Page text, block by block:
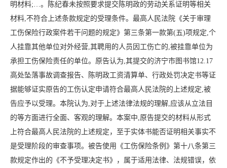
明材料;…。陈纪春未按照要求提交陈明政的劳动关系证明等相关
材料,不符合上述条款规定的受理条件。最高人民法院《关于审理
工伤保险行政案件若干问题的规定》第三条第一款第(五)项规定,个
人挂靠其他单位对外经营,其聘用的人员因工伤亡的,被挂靠单位为
承担工伤保险责任的单位。原告认为,其提交的济宁市图书馆12.17
高处坠落事故调查报告、陈明政工资清算单、行政处罚决定书等证
据能够证实原告的工伤认定申请符合最高人民法院的上述规定,被
告应予以受理。本院认为,对于上述法律法规的理解,应该从立法目
的等方面进行全面、客观的理解。本案中,原告提交的材料从形式
上符合最高人民法院的上述规定，至于实体书能否证明相关事实不
是受理阶段的审查事项。被告使用《工伤保险条例》第十八条第三
款规定作出的《不予受理决定书》，属于适用法律、法规错误，依